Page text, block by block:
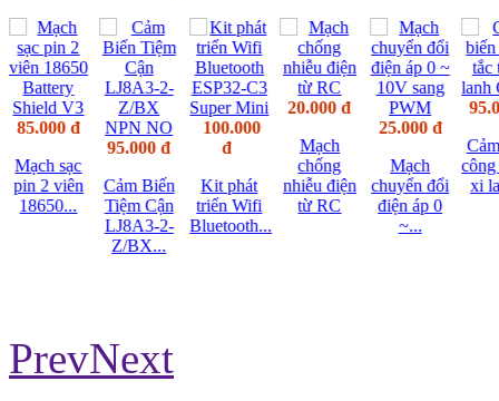
85.000 đ
Mạch sạc
pin 2 viên
18650...
95.000 đ
Cảm Biến
Tiệm Cận
LJ8A3-2-
Z/BX...
100.000
đ
Kit phát
triển Wifi
Bluetooth...
20.000 đ
Mạch
chống
nhiễu điện
từ RC
25.000 đ
Mạch
chuyển đổi
điện áp 0
~...
xi
PrevNext